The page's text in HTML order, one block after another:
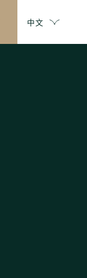
中文